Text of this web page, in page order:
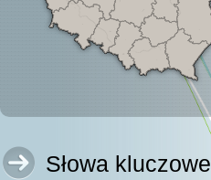
Słowa kluczowe